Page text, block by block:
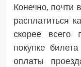
Конечно, почти
расплатиться
скорее всего
покупке
оплаты